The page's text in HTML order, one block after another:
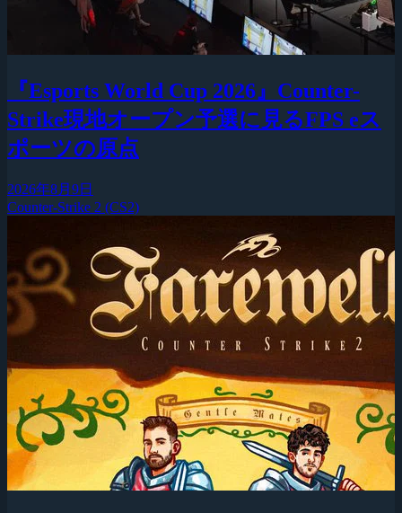
『Esports World Cup 2026』Counter-
Strike現地オープン予選に見るFPS eス
ポーツの原点
2026年8月9日
Counter-Strike 2 (CS2)